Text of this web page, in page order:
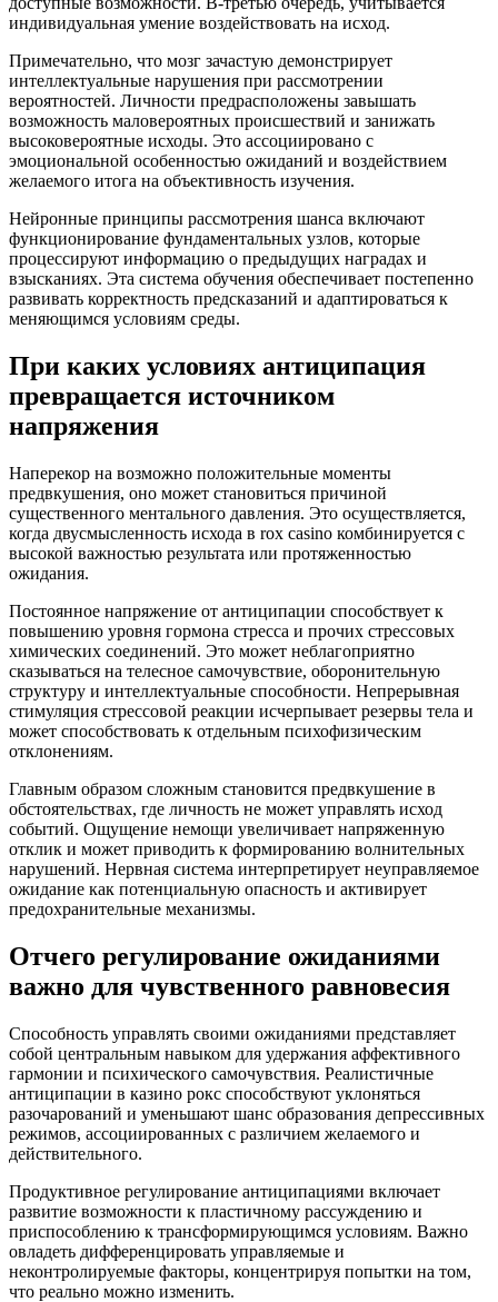
индивидуальная умение воздействовать на исход.
Примечательно, что мозг зачастую демонстрирует
интеллектуальные нарушения при рассмотрении
вероятностей. Личности предрасположены завышать
возможность маловероятных происшествий и занижать
высоковероятные исходы. Это ассоциировано с
эмоциональной особенностью ожиданий и воздействием
желаемого итога на объективность изучения.
Нейронные принципы рассмотрения шанса включают
функционирование фундаментальных узлов, которые
процессируют информацию о предыдущих наградах и
взысканиях. Эта система обучения обеспечивает постепенно
развивать корректность предсказаний и адаптироваться к
меняющимся условиям среды.
При каких условиях антиципация
превращается источником
напряжения
Наперекор на возможно положительные моменты
предвкушения, оно может становиться причиной
существенного ментального давления. Это осуществляется,
когда двусмысленность исхода в rox casino комбинируется с
высокой важностью результата или протяженностью
ожидания.
Постоянное напряжение от антиципации способствует к
повышению уровня гормона стресса и прочих стрессовых
химических соединений. Это может неблагоприятно
сказываться на телесное самочувствие, оборонительную
структуру и интеллектуальные способности. Непрерывная
стимуляция стрессовой реакции исчерпывает резервы тела и
может способствовать к отдельным психофизическим
отклонениям.
Главным образом сложным становится предвкушение в
обстоятельствах, где личность не может управлять исход
событий. Ощущение немощи увеличивает напряженную
отклик и может приводить к формированию волнительных
нарушений. Нервная система интерпретирует неуправляемое
ожидание как потенциальную опасность и активирует
предохранительные механизмы.
Отчего регулирование ожиданиями
важно для чувственного равновесия
Способность управлять своими ожиданиями представляет
собой центральным навыком для удержания аффективного
гармонии и психического самочувствия. Реалистичные
антиципации в казино рокс способствуют уклоняться
разочарований и уменьшают шанс образования депрессивных
режимов, ассоциированных с различием желаемого и
действительного.
Продуктивное регулирование антиципациями включает
развитие возможности к пластичному рассуждению и
приспособлению к трансформирующимся условиям. Важно
овладеть дифференцировать управляемые и
неконтролируемые факторы, концентрируя попытки на том,
что реально можно изменить.